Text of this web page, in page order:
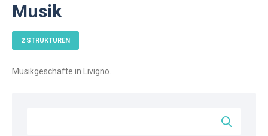
Musik
2 STRUKTUREN
Musikgeschäfte in Livigno.